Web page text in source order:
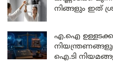
നിങ്ങളും ഇത്
എ.ഐ
ഐ.ടി